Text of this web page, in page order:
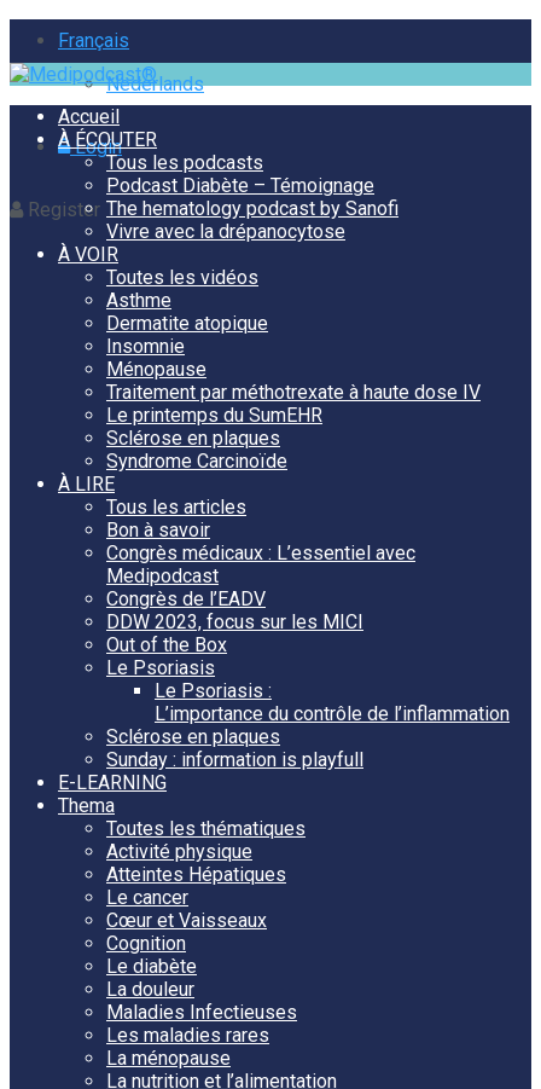
Français
Nederlands
Login
Register
Accueil
À ÉCOUTER
Tous les podcasts
Podcast Diabète – Témoignage
The hematology podcast by Sanofi
Vivre avec la drépanocytose
À VOIR
Toutes les vidéos
Asthme
Dermatite atopique
Insomnie
Ménopause
Traitement par méthotrexate à haute dose IV
Le printemps du SumEHR
Sclérose en plaques
Syndrome Carcinoïde
À LIRE
Tous les articles
Bon à savoir
Congrès médicaux : L’essentiel avec
Medipodcast
Congrès de l’EADV
DDW 2023, focus sur les MICI
Out of the Box
Le Psoriasis
Le Psoriasis :
L’importance du contrôle de l’inflammation
Sclérose en plaques
Sunday : information is playfull
E-LEARNING
Thema
Toutes les thématiques
Activité physique
Atteintes Hépatiques
Le cancer
Cœur et Vaisseaux
Cognition
Le diabète
La douleur
Maladies Infectieuses
Les maladies rares
La ménopause
La nutrition et l’alimentation